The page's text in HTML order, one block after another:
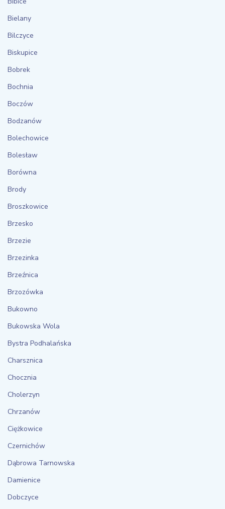
Bielany
Bilczyce
Biskupice
Bobrek
Bochnia
Boczów
Bodzanów
Bolechowice
Bolesław
Borówna
Brody
Broszkowice
Brzesko
Brzezie
Brzezinka
Brzeźnica
Brzozówka
Bukowno
Bukowska Wola
Bystra Podhalańska
Charsznica
Chocznia
Cholerzyn
Chrzanów
Ciężkowice
Czernichów
Dąbrowa Tarnowska
Damienice
Dobczyce